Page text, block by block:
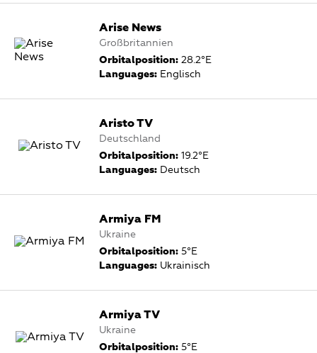
Arise News
Großbritannien
Orbitalposition: 28.2°E
Languages: Englisch
Aristo TV
Deutschland
Orbitalposition: 19.2°E
Languages: Deutsch
Armiya FM
Ukraine
Orbitalposition: 5°E
Languages: Ukrainisch
Armiya TV
Ukraine
Orbitalposition: 5°E